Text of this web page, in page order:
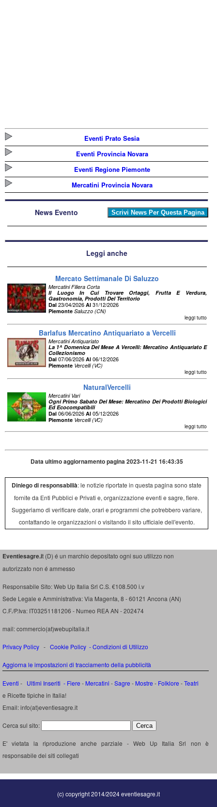
Eventi Prato Sesia
Eventi Provincia Novara
Eventi Regione Piemonte
Mercatini Provincia Novara
News Evento
Leggi anche
Mercato Settimanale Di Saluzzo
Mercatini Filiera Corta
Il Luogo In Cui Trovare Ortaggi, Frutta E Verdura,
Gastronomia, Prodotti Del Territorio
Dal 23/04/2026 Al 31/12/2026
Piemonte Saluzzo (CN)
leggi tutto
Barlafus Mercatino Antiquariato a Vercelli
Mercatini Antiquariato
La 1^ Domenica Del Mese A Vercelli: Mercatino Antiquariato E
Collezionismo
Dal 07/06/2026 Al 06/12/2026
Piemonte Vercelli (VC)
leggi tutto
NaturalVercelli
Mercatini Vari
Ogni Primo Sabato Del Mese: Mercatino Dei Prodotti Biologici
Ed Ecocompatibili
Dal 06/06/2026 Al 05/12/2026
Piemonte Vercelli (VC)
leggi tutto
Data ultimo aggiornamento pagina 2023-11-21 16:43:35
Diniego di responsabilià: le notizie riportate in questa pagina sono state
fornite da Enti Pubblici e Privati e, organizzazione eventi e sagre, fiere.
Suggeriamo di verificare date, orari e programmi che potrebbero variare,
contattando le organizzazioni o visitando il sito ufficiale dell'evento.
Eventiesagre.it (D) é un marchio depositato ogni suo utilizzo non
autorizzato non é ammesso
Responsabile Sito: Web Up Italia Srl C.S. €108.500 i.v
Sede Legale e Amministrativa: Via Magenta, 8 - 60121 Ancona (AN)
C.F./P.Iva: IT03251181206 - Numeo REA AN - 202474
mail: commercio(at)webupitalia.it
Privacy Policy - Cookie Policy -Condizioni di Utilizzo
Aggiorna le impostazioni di tracciamento della pubblicità
Eventi - Ultimi Inseriti - Fiere - Mercatini -Sagre - Mostre - Folklore -Teatri
e Ricette tipiche in Italia!
Email: info(at)eventiesagre.it
Cerca sul sito:
E' vietata la riproduzione anche parziale - Web Up Italia Srl non è
responsabile dei siti collegati
(c) copyright 2014/2024 eventiesagre.it